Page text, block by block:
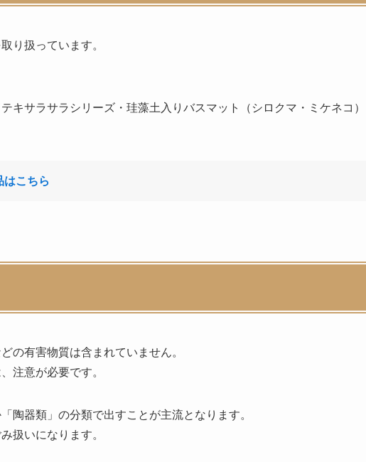
り扱っています。
キサラサラシリーズ・珪藻土入りバスマット（シロクマ・ミケネコ）
こちら
の有害物質は含まれていません。
注意が必要です。
陶器類」の分類で出すことが主流となります。
扱いになります。